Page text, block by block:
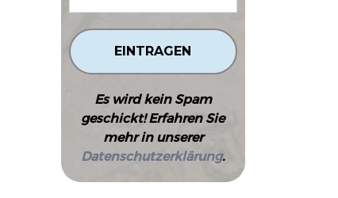
Es wird kein Spam
geschickt! Erfahren Sie
mehr in unserer
Datenschutzerklärung.